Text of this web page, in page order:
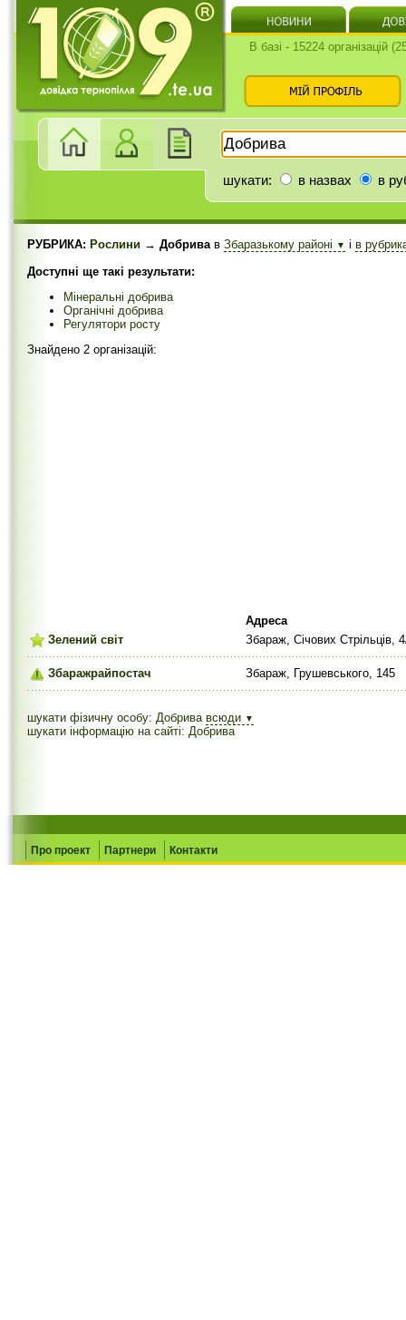
В базі - 15224 організацій
шукати: в назвах в
РУБРИКА: Рослини → Добривав Збаразькому районі ▼ і в
Доступні ще такі результати:
Мінеральні добрива
Органічні добрива
Регулятори росту
Знайдено 2 організацій:
Адреса
Зелений світ
Збараж, Січових Стрільців,
Збаражрайпостач Збараж, Грушевського, 145
шукати фізичну особу: Добрива всюди ▼
шукати інформацію на сайті: Добрива
Про проект Партнери Контакти